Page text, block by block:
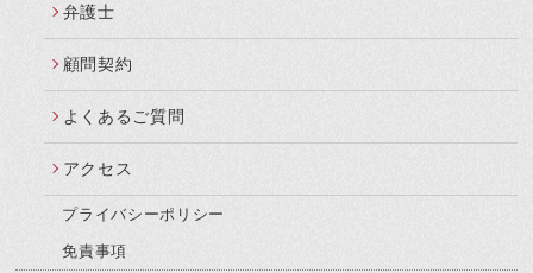
弁護士
顧問契約
よくあるご質問
アクセス
プライバシーポリシー
免責事項